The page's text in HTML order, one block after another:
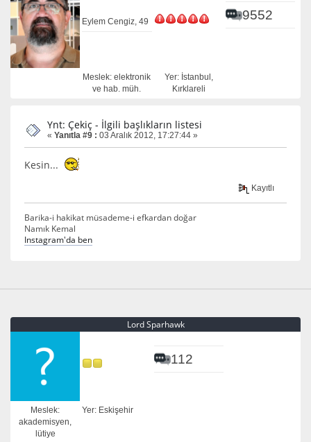
Eylem Cengiz, 49 9552
Meslek: elektronik
ve hab. müh.
Yer: İstanbul,
Kırklareli
Ynt: Çekiç - İlgili başlıkların listesi
« Yanıtla #9 : 03 Aralık 2012, 17:27:44 »
Kesin...
Kayıtlı
Barika-i hakikat müsademe-i efkardan doğar
Namık Kemal
Instagram'da ben
Lord Sparhawk
112
Meslek:
akademisyen,
lütiye
Yer: Eskişehir